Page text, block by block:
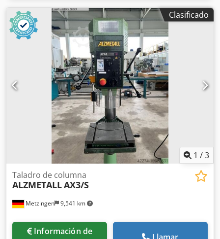
Clasificado
1 /3
Metzingen 9,541 km
Taladro de columna
ALZMETALLAX3/S
Información de